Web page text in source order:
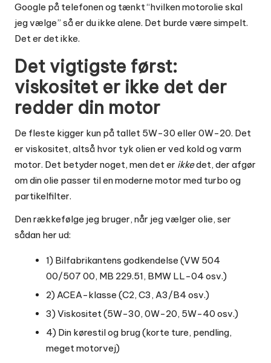
Google på telefonen og tænkt “hvilken motorolie skal
jeg vælge” så er du ikke alene. Det burde være simpelt.
Det er det ikke.
Det vigtigste først:
viskositet er ikke det der
redder din motor
De fleste kigger kun på tallet 5W-30 eller 0W-20. Det
er viskositet, altså hvor tyk olien er ved kold og varm
motor. Det betyder noget, men det er ikkedet, der afgør
om din olie passer til en moderne motor med turbo og
partikelfilter.
Den rækkefølge jeg bruger, når jeg vælger olie, ser
sådan her ud:
1) Bilfabrikantens godkendelse (VW 504
00/507 00, MB 229.51, BMW LL-04 osv.)
2) ACEA-klasse (C2, C3, A3/B4 osv.)
3) Viskositet (5W-30, 0W-20, 5W-40 osv.)
4) Din kørestil og brug (korte ture, pendling,
meget motorvej)